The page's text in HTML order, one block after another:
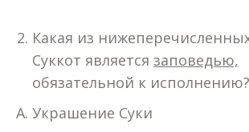
Какая из
Суккот является заповедью,
обязательной к исполнению?
А. Украшение Суки